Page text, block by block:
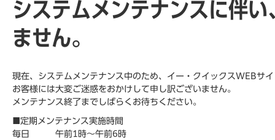
システムメンテナンスに伴
ません。
現在、システムメンテナンス中のため、イー・クイックスWEBサ
お客様には大変ご迷惑をおかけして申し訳ございません。
メンテナンス終了までしばらくお待ちください。
■定期メンテナンス実施時間
毎日 午前1時～午前6時